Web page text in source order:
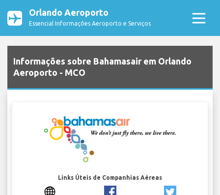
Orlando Aeroporto
Essencial Informações Aeroporto e Serviços
Informações sobre Bahamasair em Orlando
Aeroporto - MCO
Links Úteis de Companhias Aéreas